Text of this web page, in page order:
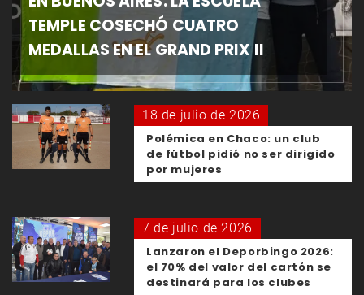
TEMPLE COSECHÓ CUATRO
MEDALLAS EN EL GRAND PRIX II
18 de julio de 2026
Polémica en Chaco: un club
de fútbol pidió no ser dirigido
por mujeres
7 de julio de 2026
Lanzaron el Deporbingo 2026:
el 70% del valor del cartón se
destinará para los clubes